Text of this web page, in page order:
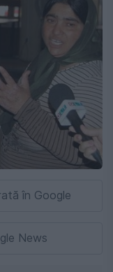
în Google
News